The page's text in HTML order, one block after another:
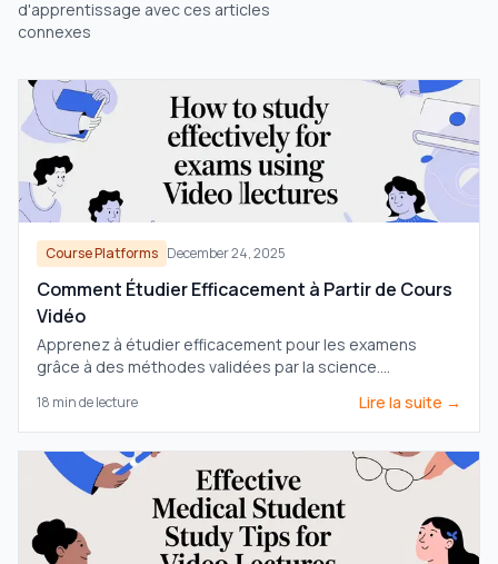
d'apprentissage avec ces articles
connexes
Course Platforms December 24, 2025
Comment Étudier Efficacement à Partir de Cours
Vidéo
Apprenez à étudier efficacement pour les examens
grâce à des méthodes validées par la science.
puissants pour améliorer votre mémoire et votre
rétention.
18 min de lecture Lire la suite →